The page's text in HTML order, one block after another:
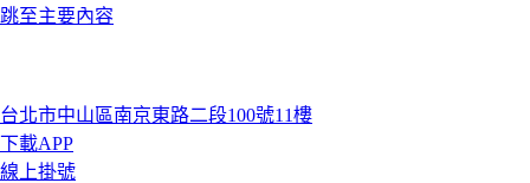
跳至主要內容
台北市中山區南京東路二段100號11樓
下載APP
線上掛號